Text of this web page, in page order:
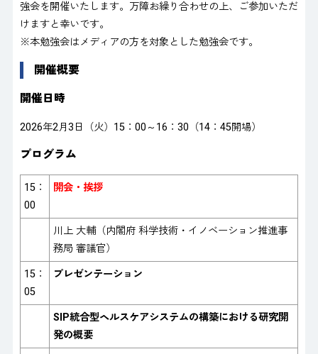
強会を開催いたします。万障お繰り合わせの上、ご参加いただ
けますと幸いです。
※本勉強会はメディアの方を対象とした勉強会です。
開催概要
開催日時
2026年2月3日（火）15：00～16：30（14：45開場）
プログラム
15：
00
開会・挨拶
川上 大輔（内閣府 科学技術・イノベーション推進事
務局 審議官）
15：
05
プレゼンテーション
SIP統合型ヘルスケアシステムの構築における研究開
発の概要